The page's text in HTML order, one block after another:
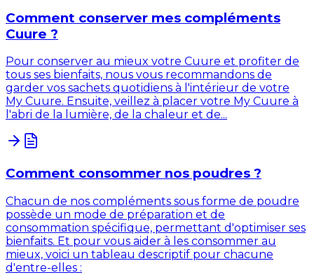
Comment conserver mes compléments
Cuure ?
Pour conserver au mieux votre Cuure et profiter de
tous ses bienfaits, nous vous recommandons de
garder vos sachets quotidiens à l'intérieur de votre
My Cuure. Ensuite, veillez à placer votre My Cuure à
l'abri de la lumière, de la chaleur et de...
Comment consommer nos poudres ?
Chacun de nos compléments sous forme de poudre
possède un mode de préparation et de
consommation spécifique, permettant d'optimiser ses
bienfaits. Et pour vous aider à les consommer au
mieux, voici un tableau descriptif pour chacune
d'entre-elles :